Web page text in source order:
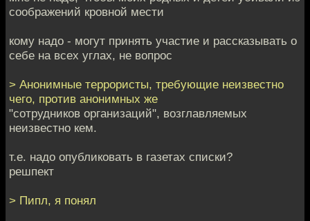
соображений кровной мести
кому надо - могут принять участие и рассказывать о
себе на всех углах, не вопрос
> Анонимные террористы, требующие неизвестно
чего, против анонимных же
"сотрудников организаций", возглавляемых
неизвестно кем.
т.е. надо опубликовать в газетах списки?
решпект
> Пипл, я понял